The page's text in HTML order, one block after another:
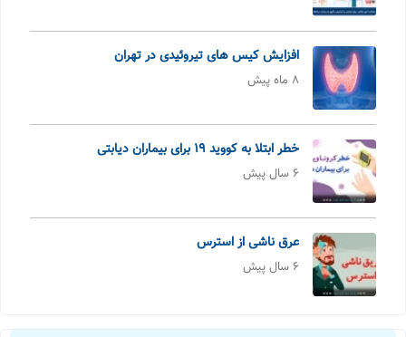
افزایش کیس های تیروئیدی در تهران
8 ماه پیش
خطر ابتلا به کووید 19 برای بیماران دیابتی
6 سال پیش
عرق ناشی از استرس
6 سال پیش